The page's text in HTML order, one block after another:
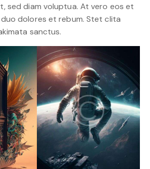
sed diam voluptua. At vero eos et
dolores et rebum. Stet clita
sanctus.